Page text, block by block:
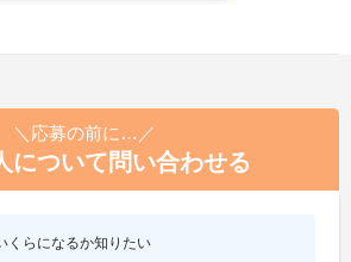
＼応募の前に…／
について問い合わせる
くらになるか知りたい